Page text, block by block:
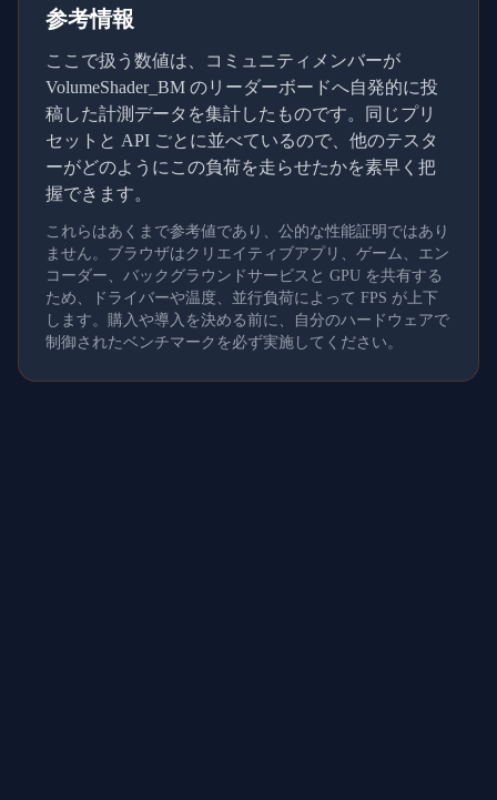
参考情報
ここで扱う数値は、コミュニティメンバーが
VolumeShader_BM のリーダーボードへ自発的に投
稿した計測データを集計したものです。同じプリ
セットと API ごとに並べているので、他のテスタ
ーがどのようにこの負荷を走らせたかを素早く把
握できます。
これらはあくまで参考値であり、公的な性能証明ではあり
ません。ブラウザはクリエイティブアプリ、ゲーム、エン
コーダー、バックグラウンドサービスと GPU を共有する
ため、ドライバーや温度、並行負荷によって FPS が上下
します。購入や導入を決める前に、自分のハードウェアで
制御されたベンチマークを必ず実施してください。